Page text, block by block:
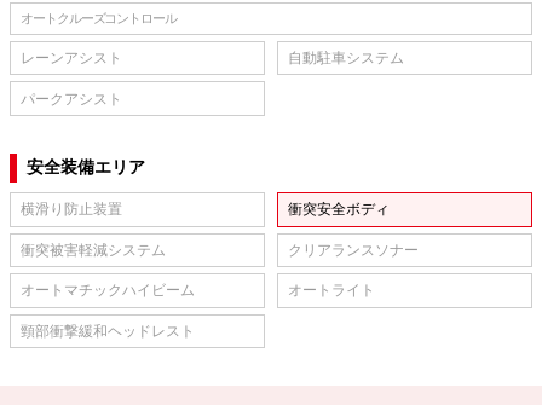
オートクルーズコントロール
レーンアシスト 自動駐車システム
パークアシスト
安全装備エリア
横滑り防止装置 衝突安全ボディ
衝突被害軽減システム クリアランスソナー
オートマチックハイビーム オートライト
頸部衝撃緩和ヘッドレスト